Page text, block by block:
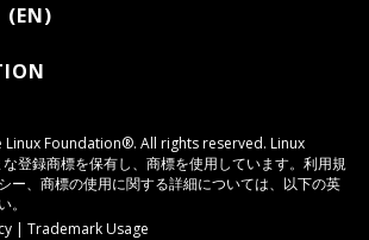
(EN)
Foundation®. All rights reserved. Linux
登録商標を保有し、商標を使用しています。利用規
ー、商標の使用に関する詳細については、以下の英
| Trademark Usage